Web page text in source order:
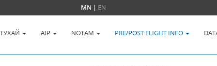
MN | EN
AIP NOTAM PRE/POST FLIGHT INFO